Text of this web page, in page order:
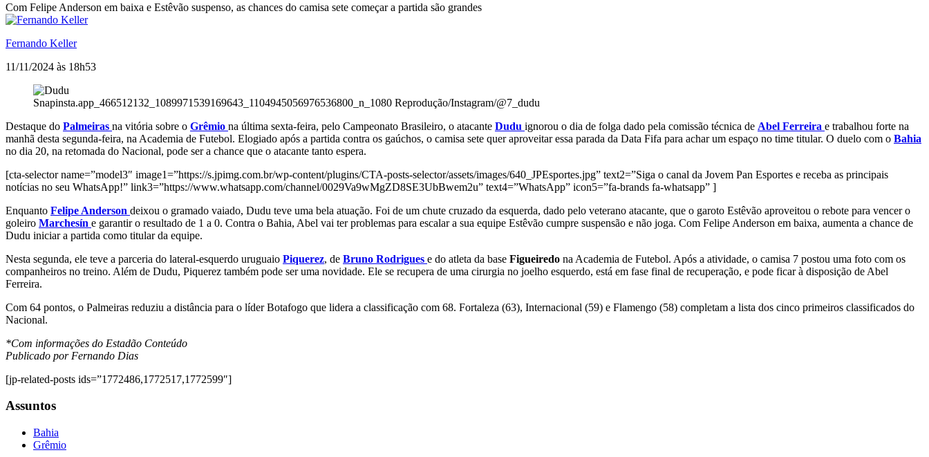
Com Felipe Anderson em baixa e Estêvão suspenso, as chances do camisa sete começar a partida são grandes
Fernando Keller
11/11/2024 às 18h53
Snapinsta.app_466512132_1089971539169643_1104945056976536800_n_1080 Reprodução/Instagram/@7_dudu
Destaque do Palmeiras na vitória sobre o Grêmio na última sexta-feira, pelo Campeonato Brasileiro, o atacante Dudu ignorou o dia de folga dado pela comissão técnica de Abel Ferreira e trabalhou forte na
manhã desta segunda-feira, na Academia de Futebol. Elogiado após a partida contra os gaúchos, o camisa sete quer aproveitar essa parada da Data Fifa para achar um espaço no time titular. O duelo com o Bahia
no dia 20, na retomada do Nacional, pode ser a chance que o atacante tanto espera.
[cta-selector name=”model3″ image1=”https://s.jpimg.com.br/wp-content/plugins/CTA-posts-selector/assets/images/640_JPEsportes.jpg” text2=”Siga o canal da Jovem Pan Esportes e receba as principais
notícias no seu WhatsApp!” link3=”https://www.whatsapp.com/channel/0029Va9wMgZD8SE3UbBwem2u” text4=”WhatsApp” icon5=”fa-brands fa-whatsapp” ]
Enquanto Felipe Anderson deixou o gramado vaiado, Dudu teve uma bela atuação. Foi de um chute cruzado da esquerda, dado pelo veterano atacante, que o garoto Estêvão aproveitou o rebote para vencer o
goleiro Marchesín e garantir o resultado de 1 a 0. Contra o Bahia, Abel vai ter problemas para escalar a sua equipe Estêvão cumpre suspensão e não joga. Com Felipe Anderson em baixa, aumenta a chance de
Dudu iniciar a partida como titular da equipe.
Nesta segunda, ele teve a parceria do lateral-esquerdo uruguaio Piquerez, de Bruno Rodrigues e do atleta da base Figueiredo na Academia de Futebol. Após a atividade, o camisa 7 postou uma foto com os
companheiros no treino. Além de Dudu, Piquerez também pode ser uma novidade. Ele se recupera de uma cirurgia no joelho esquerdo, está em fase final de recuperação, e pode ficar à disposição de Abel
Ferreira.
Com 64 pontos, o Palmeiras reduziu a distância para o líder Botafogo que lidera a classificação com 68. Fortaleza (63), Internacional (59) e Flamengo (58) completam a lista dos cinco primeiros classificados do
Nacional.
*Com informações do Estadão Conteúdo
Publicado por Fernando Dias
[jp-related-posts ids=”1772486,1772517,1772599″]
Assuntos
Bahia
Grêmio